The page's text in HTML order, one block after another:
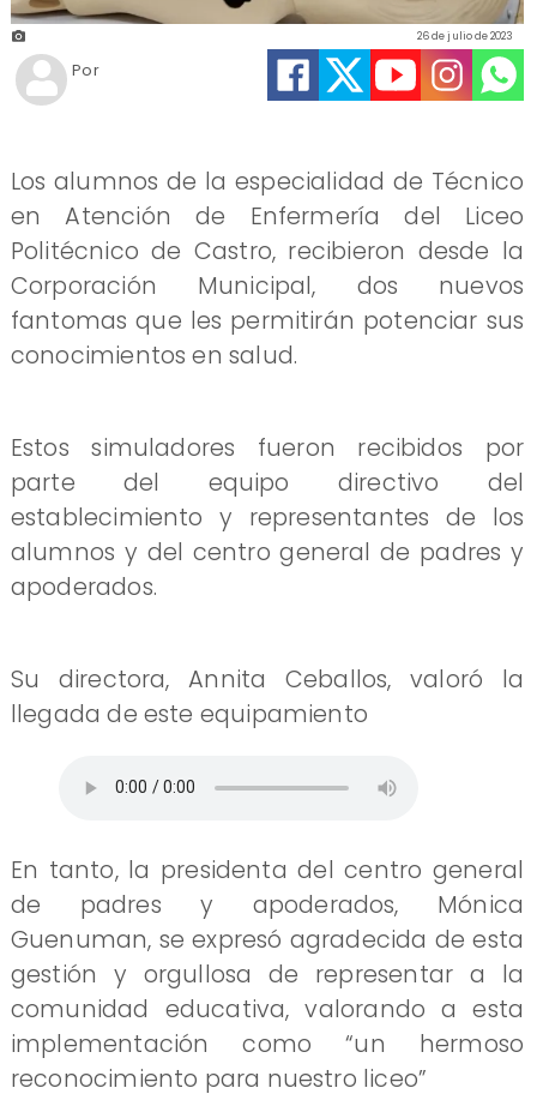
26 de julio de 2023
Por
Los alumnos de la especialidad de Técnico
en Atención de Enfermería del Liceo
Politécnico de Castro, recibieron desde la
Corporación Municipal, dos nuevos
fantomas que les permitirán potenciar sus
conocimientos en salud.
Estos simuladores fueron recibidos por
parte del equipo directivo del
establecimiento y representantes de los
alumnos y del centro general de padres y
apoderados.
Su directora, Annita Ceballos, valoró la
llegada de este equipamiento
En tanto, la presidenta del centro general
de padres y apoderados, Mónica
Guenuman, se expresó agradecida de esta
gestión y orgullosa de representar a la
comunidad educativa, valorando a esta
implementación como “un hermoso
reconocimiento para nuestro liceo”